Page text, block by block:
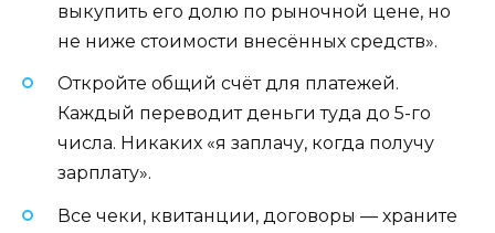
выкупить его долю по рыночной цене, но
не ниже стоимости внесённых средств».
Откройте общий счёт для платежей.
Каждый переводит деньги туда до 5-го
числа. Никаких «я заплачу, когда получу
зарплату».
Все чеки, квитанции, договоры — храните